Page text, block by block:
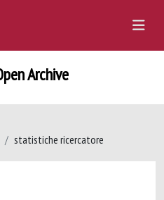
Archive
statistiche ricercatore